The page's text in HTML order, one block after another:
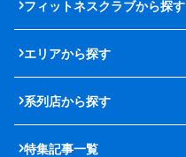
フィットネスクラブから探す
エリアから探す
系列店から探す
特集記事一覧